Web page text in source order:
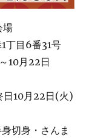
場
丁目6番31号
10月22日
日10月22日(火)
切身・さんま